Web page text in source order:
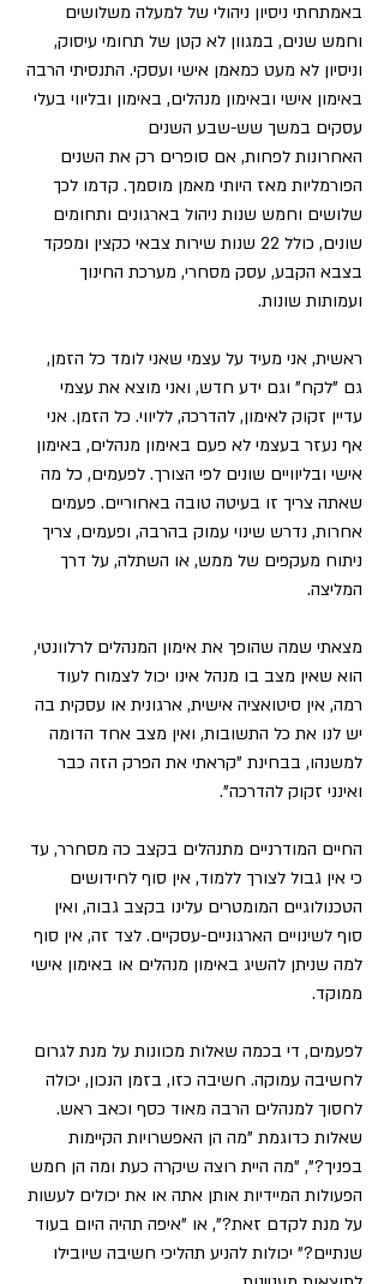
באמתחתי ניסיון ניהולי של למעלה משלושים
וחמש שנים, במגוון לא קטן של תחומי עיסוק,
וניסיון לא מעט כמאמן אישי ועסקי. התנסיתי הרבה
באימון אישי ובאימון מנהלים, באימון ובליווי בעלי
עסקים במשך שש-שבע השנים
האחרונות לפחות, אם סופרים רק את השנים
הפורמליות מאז היותי מאמן מוסמך. קדמו לכך
שלושים וחמש שנות ניהול בארגונים ותחומים
שונים, כולל 22 שנות שירות צבאי כקצין ומפקד
בצבא הקבע, עסק מסחרי, מערכת החינוך
ועמותות שונות.
ראשית, אני מעיד על עצמי שאני לומד כל הזמן,
גם "לקח" וגם ידע חדש, ואני מוצא את עצמי
עדיין זקוק לאימון, להדרכה, לליווי. כל הזמן. אני
אף נעזר בעצמי לא פעם באימון מנהלים, באימון
אישי ובליוויים שונים לפי הצורך. לפעמים, כל מה
שאתה צריך זו בעיטה טובה באחוריים. פעמים
אחרות, נדרש שינוי עמוק בהרבה, ופעמים, צריך
ניתוח מעקפים של ממש, או השתלה, על דרך
המליצה.
מצאתי שמה שהופך את אימון המנהלים לרלוונטי,
הוא שאין מצב בו מנהל אינו יכול לצמוח לעוד
רמה, אין סיטואציה אישית, ארגונית או עסקית בה
יש לנו את כל התשובות, ואין מצב אחד הדומה
למשנהו, בבחינת "קראתי את הפרק הזה כבר
ואינני זקוק להדרכה".
החיים המודרניים מתנהלים בקצב כה מסחרר, עד
כי אין גבול לצורך ללמוד, אין סוף לחידושים
הטכנולוגיים המומטרים עלינו בקצב גבוה, ואין
סוף לשינויים הארגוניים-עסקיים. לצד זה, אין סוף
למה שניתן להשיג באימון מנהלים או באימון אישי
ממוקד.
לפעמים, די בכמה שאלות מכוונות על מנת לגרום
לחשיבה עמוקה. חשיבה כזו, בזמן הנכון, יכולה
לחסוך למנהלים הרבה מאוד כסף וכאב ראש.
שאלות כדוגמת "מה הן האפשרויות הקיימות
בפניך?", "מה היית רוצה שיקרה כעת ומה הן חמש
הפעולות המיידיות אותן אתה או את יכולים לעשות
על מנת לקדם זאת?", או "איפה תהיה היום בעוד
שנתיים?" יכולות להניע תהליכי חשיבה שיובילו